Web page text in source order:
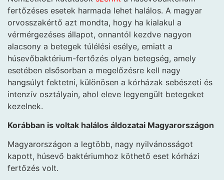
fertőzéses esetek harmada lehet halálos. A magyar
orvosszakértő azt mondta, hogy ha kialakul a
vérmérgezéses állapot, onnantól kezdve nagyon
alacsony a betegek túlélési esélye, emiatt a
húsevőbaktérium-fertőzés olyan betegség, amely
esetében elsősorban a megelőzésre kell nagy
hangsúlyt fektetni, különösen a kórházak sebészeti és
intenzív osztályain, ahol eleve legyengült betegeket
kezelnek.
Korábban is voltak halálos áldozatai Magyarországon
Magyarországon a legtöbb, nagy nyilvánosságot
kapott, húsevő baktériumhoz köthető eset kórházi
fertőzés volt.